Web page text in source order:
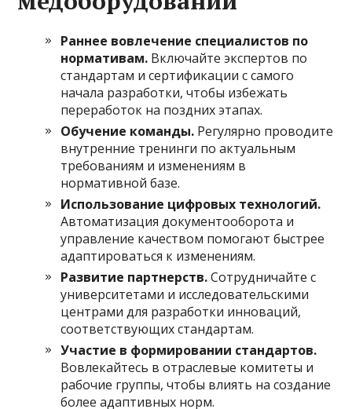
Раннее вовлечение специалистов по
нормативам. Включайте экспертов по
стандартам и сертификации с самого
начала разработки, чтобы избежать
переработок на поздних этапах.
Обучение команды. Регулярно проводите
внутренние тренинги по актуальным
требованиям и изменениям в
нормативной базе.
Использование цифровых технологий.
Автоматизация документооборота и
управление качеством помогают быстрее
адаптироваться к изменениям.
Развитие партнерств.Сотрудничайте с
университетами и исследовательскими
центрами для разработки инноваций,
соответствующих стандартам.
Участие в формировании стандартов.
Вовлекайтесь в отраслевые комитеты и
рабочие группы, чтобы влиять на создание
более адаптивных норм.